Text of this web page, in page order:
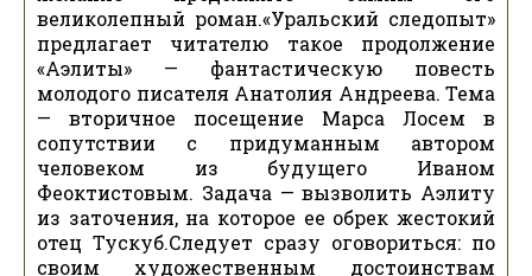
великолепный роман.«Уральский следопыт»
предлагает читателю такое продолжение
«Аэлиты» — фантастическую повесть
молодого писателя Анатолия Андреева. Тема
— вторичное посещение Марса Лосем в
сопутствии с придуманным автором
человеком из будущего Иваном
Феоктистовым. Задача — вызволить Аэлиту
из заточения, на которое ее обрек жестокий
отец Тускуб.Следует сразу оговориться: по
своим художественным достоинствам